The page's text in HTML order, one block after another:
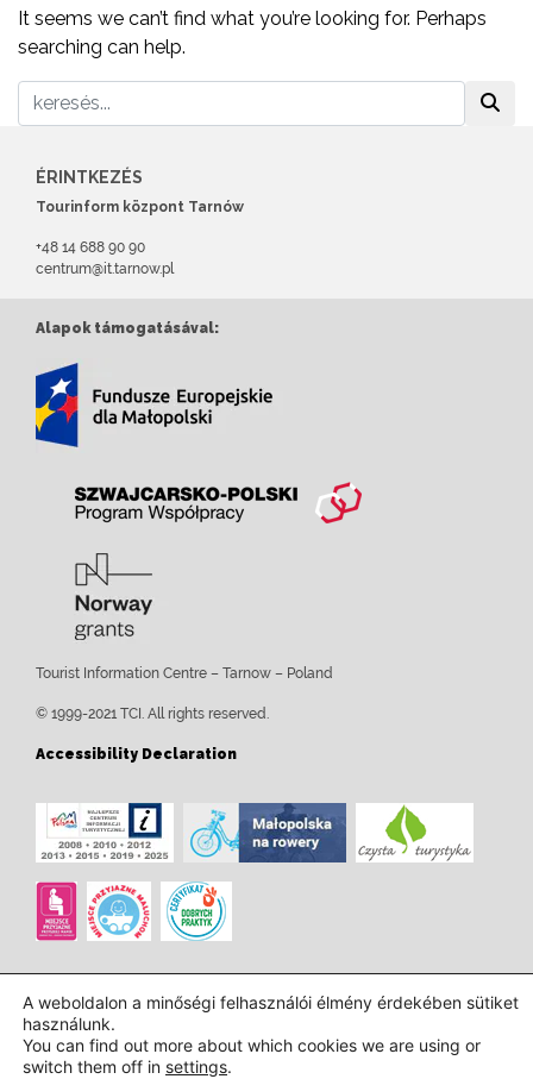
It seems we can’t find what you’re looking for. Perhaps
searching can help.
ÉRINTKEZÉS
Tourinform központ Tarnów
+48 14 688 90 90
centrum@it.tarnow.pl
Alapok támogatásával:
Tourist Information Centre – Tarnow – Poland
© 1999-2021 TCI. All rights reserved.
Accessibility Declaration
Tervezés és kivitelezés:InTechHouse.com
A weboldalon a minőségi felhasználói élmény érdekében sütiket
használunk.
You can find out more about which cookies we are using or
switch them off in settings.